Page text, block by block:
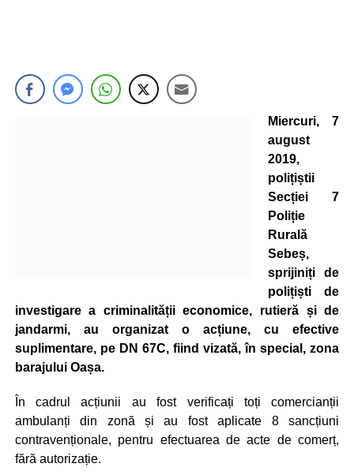
Miercuri, 7
august
2019,
polițiștii
Secției 7
Poliție
Rurală
Sebeș,
sprijiniți de
polițiști de
investigare a criminalității economice, rutieră și de
jandarmi, au organizat o acțiune, cu efective
suplimentare, pe DN 67C, fiind vizată, în special, zona
barajului Oașa.
În cadrul acțiunii au fost verificați toți comercianții
ambulanți din zonă și au fost aplicate 8 sancțiuni
contravenționale, pentru efectuarea de acte de comerț,
fără autorizație.